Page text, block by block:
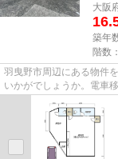
大阪
築年
階数
羽曳野市周辺にある物件
いかがでしょうか。電車